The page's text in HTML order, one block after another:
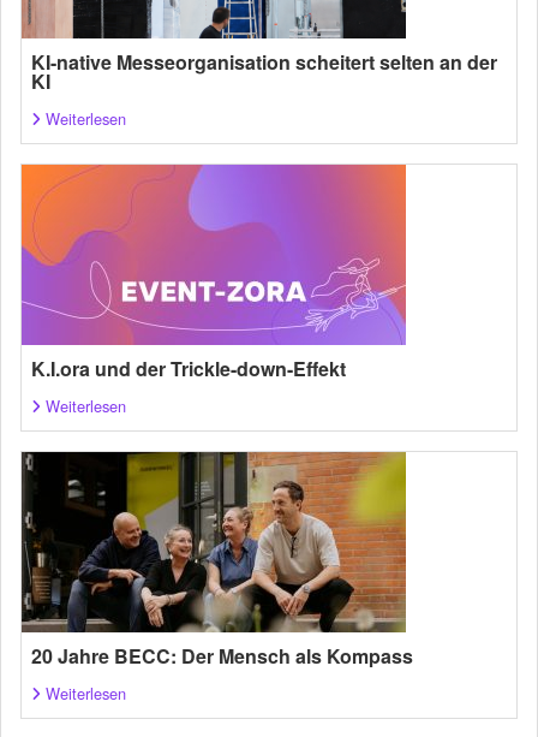
KI-native Messeorganisation scheitert selten an der
KI
Weiterlesen
K.I.ora und der Trickle-down-Effekt
Weiterlesen
20 Jahre BECC: Der Mensch als Kompass
Weiterlesen